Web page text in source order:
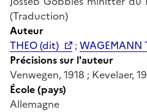
(Traduction)
Auteur
THEO (dit)
;
Précisions sur l'auteur
Venwegen, 1918 ; Kevelaer,
École (pays)
Allemagne